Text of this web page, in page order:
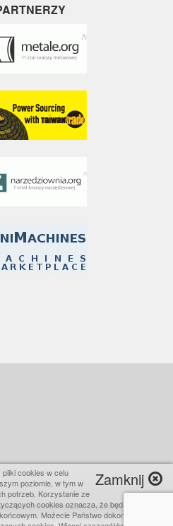
Zamknij
cookies w celu
poziomie, w tym w
potrzeb. Korzystanie ze
cookies oznacza, że będą one
Możecie Państwo dokonać w